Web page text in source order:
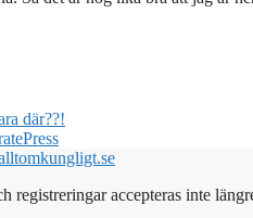
där??!
registreringar accepteras inte